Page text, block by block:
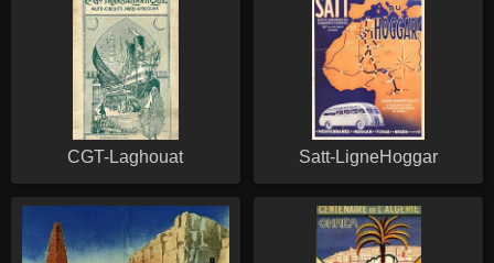
CGT-Laghouat Satt-LigneHoggar